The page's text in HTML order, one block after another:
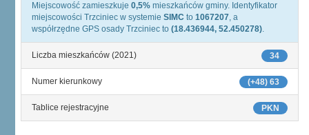
Miejscowość zamieszkuje 0,5% mieszkańców gminy. Identyfikator
miejscowości Trzciniec w systemie SIMC to 1067207, a
współrzędne GPS osady Trzciniec to (18.436944, 52.450278).
34
Liczba mieszkańców (2021)
(+48) 63
Numer kierunkowy
PKN
Tablice rejestracyjne